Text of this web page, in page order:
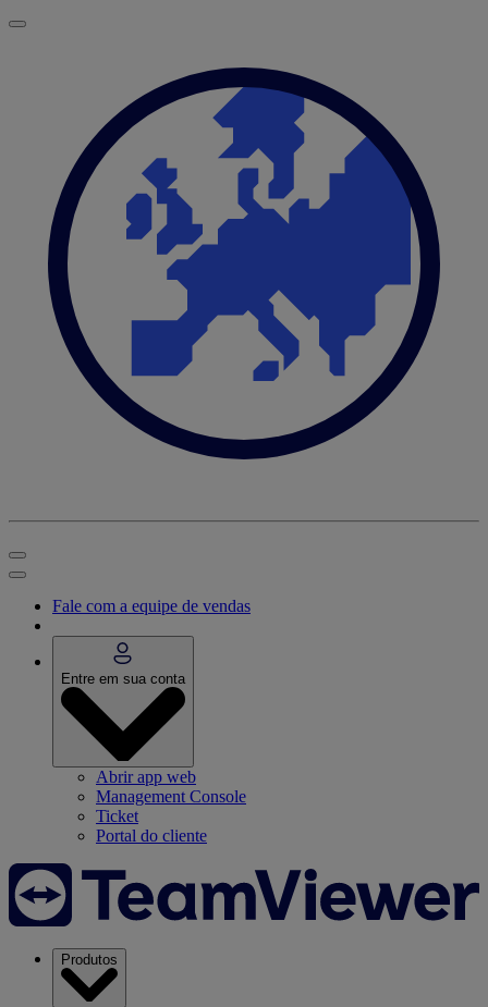
Fale com a equipe de vendas
Entre em sua conta
Abrir app web
Management Console
Ticket
Portal do cliente
Produtos